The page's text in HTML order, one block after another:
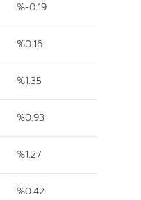
%-0.19
%0.16
%1.35
%0.93
%1.27
%0.42